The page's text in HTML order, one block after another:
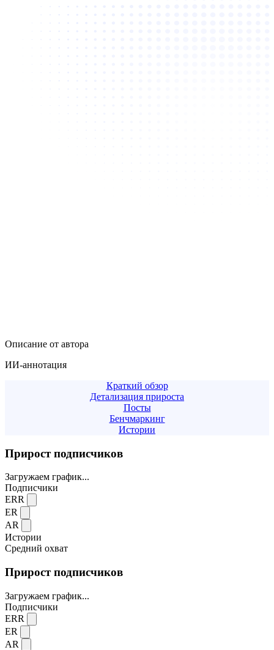
Описание от автора
ИИ-аннотация
Краткий обзор
Детализация прироста
Посты
Бенчмаркинг
Истории
Прирост подписчиков
Загружаем график...
Подписчики
ERR
ER
AR
Истории
Средний охват
Прирост подписчиков
Загружаем график...
Подписчики
ERR
ER
AR